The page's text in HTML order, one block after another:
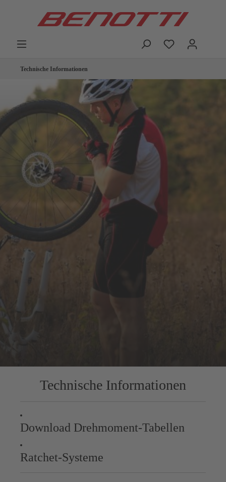
Technische Informationen
Technische Informationen
Download Drehmoment-Tabellen
Ratchet-Systeme